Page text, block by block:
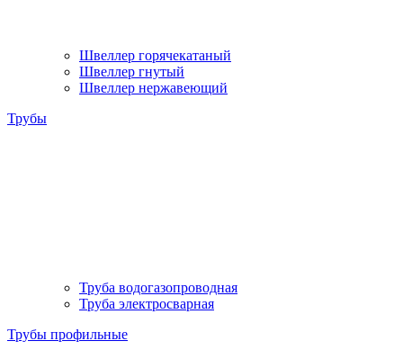
Швеллер горячекатаный
Швеллер гнутый
Швеллер нержавеющий
Трубы
Труба водогазопроводная
Труба электросварная
Трубы профильные